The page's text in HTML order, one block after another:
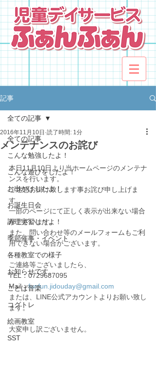
記事
全ての記事
こんな勉強したよ！
こんな遊びをしたよ！
お出かけしたよ！
お誕生日会
調理実習したよ！
季節催事・イベント
各種教室での様子
お知らせです。
ことば音楽
コグトレ
絵画教室
SST
全ての記事
メンテナンスのお詫び
2016年11月10日 読了時間: 1分
本日11月10日より当ホームページのメンテナ
ンスを行います。
ご迷惑お掛け致します事お詫び申し上げま
す。
一部のページにて正しく表示が出来ない場合
がございます。
また、問い合わせ等のメールフォームもご利
用できない場合がございます。
ご連絡等ございましたら、
TEL：0729687095
Mail：funfun.jidouday@gmail.com
または、LINE公式アカウントよりお願い致し
ます。
大変申し訳ございません。